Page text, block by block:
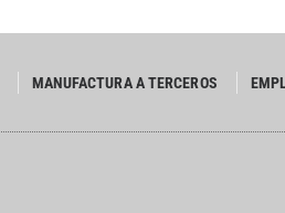
MANUFACTURA A TERCEROS